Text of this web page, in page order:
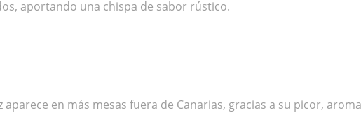
aportando una chispa de sabor rústico.
en más mesas fuera de Canarias, gracias a su picor,